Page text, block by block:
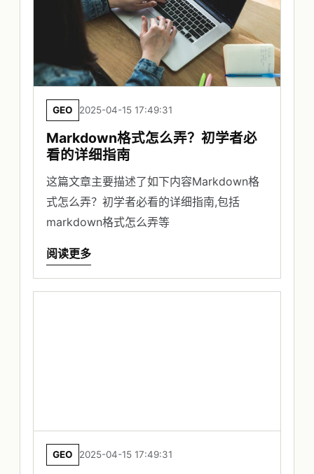
GEO 2025-04-15 17:49:31
Markdown格式怎么弄？初学者必
看的详细指南
这篇文章主要描述了如下内容Markdown格
式怎么弄？初学者必看的详细指南,包括
markdown格式怎么弄等
阅读更多
GEO 2025-04-15 17:49:31